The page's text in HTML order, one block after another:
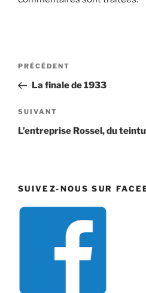
Navigation
l’article
Article
précédent
PRÉCÉDENT
La finale de 1933
Article
suivant
SUIVANT
L’entreprise Rossel, du
SUIVEZ-NOUS SUR